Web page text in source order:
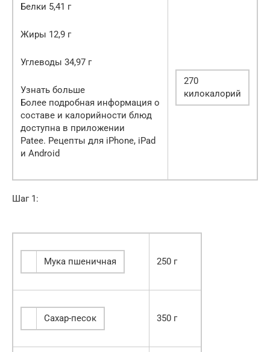
Белки 5,41 г
Жиры 12,9 г
Углеводы 34,97 г
Узнать больше
Более подробная информация о
составе и калорийности блюд
доступна в приложении
Patee. Рецепты для iPhone, iPad
и Android
270
килокалорий
Шаг 1:
Мука пшеничная 250 г
Сахар-песок 350 г